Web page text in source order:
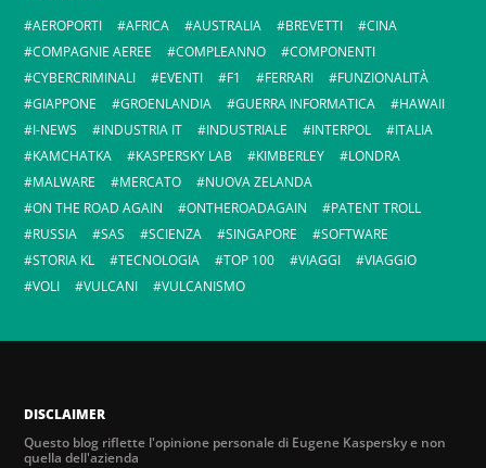
AEROPORTI
AFRICA AUSTRALIA BREVETTI
CINA
COMPAGNIE AEREE
COMPLEANNO
COMPONENTI
CYBERCRIMINALI
EVENTI F1 FERRARI
FUNZIONALITÀ
GIAPPONE
GROENLANDIA GUERRA INFORMATICA
HAWAII
I-NEWS
INDUSTRIA IT INDUSTRIALE INTERPOL
ITALIA
KAMCHATKA
KASPERSKY LAB KIMBERLEY
LONDRA
MALWARE
MERCATO
NUOVA ZELANDA
ON THE ROAD AGAIN
ONTHEROADAGAIN
PATENT TROLL
RUSSIA
SAS SCIENZA SINGAPORE
SOFTWARE
STORIA KL
TECNOLOGIA TOP 100 VIAGGI
VIAGGIO
VOLI
VULCANI VULCANISMO
DISCLAIMER
Questo blog riflette l'opinione personale di Eugene Kaspersky e non
quella dell'azienda